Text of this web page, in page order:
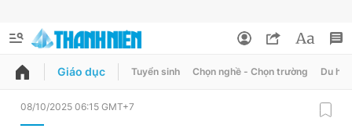
QUẢNG CÁO ĐẶT BÁO
Giáo dục Tuyển sinh Chọn nghề - Chọn trường Du học
08/10/2025 06:15 GMT+7